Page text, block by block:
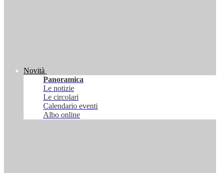
Novità
Panoramica
Le notizie
Le circolari
Calendario eventi
Albo online